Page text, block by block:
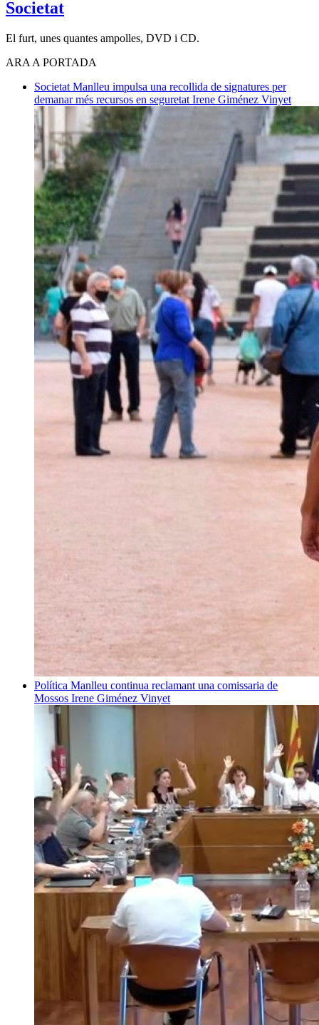
Societat
El furt, unes quantes ampolles, DVD i CD.
ARA A PORTADA
Societat Manlleu impulsa una recollida de signatures per
demanar més recursos en seguretat Irene Giménez Vinyet
Política Manlleu continua reclamant una comissaria de
Mossos Irene Giménez Vinyet